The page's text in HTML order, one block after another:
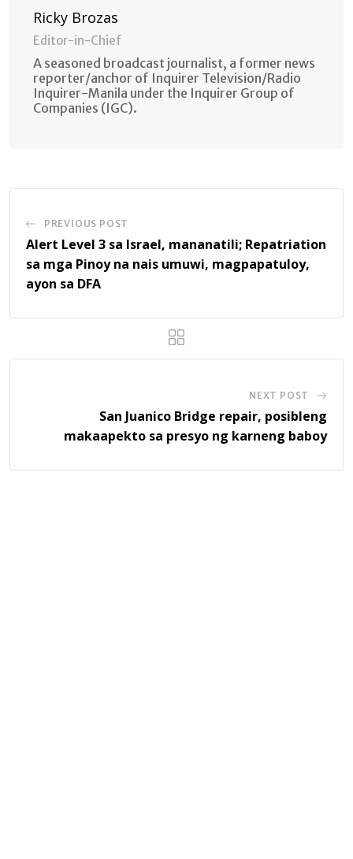
Ricky Brozas
Editor-in-Chief
A seasoned broadcast journalist, a former news
reporter/anchor of Inquirer Television/Radio
Inquirer-Manila under the Inquirer Group of
Companies (IGC).
PREVIOUS POST
Alert Level 3 sa Israel, mananatili; Repatriation
sa mga Pinoy na nais umuwi, magpapatuloy,
ayon sa DFA
NEXT POST
San Juanico Bridge repair, posibleng
makaapekto sa presyo ng karneng baboy